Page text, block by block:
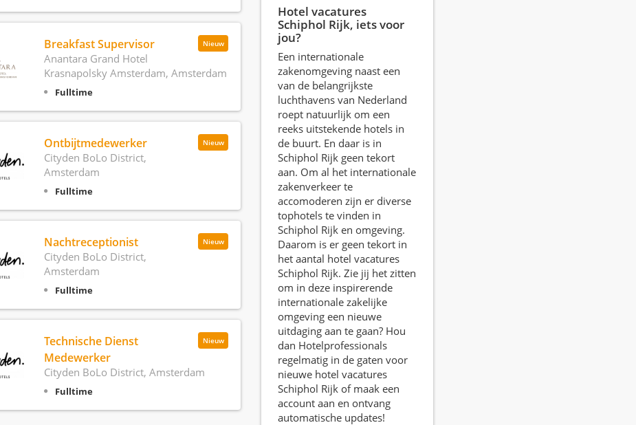
Nieuw
Breakfast Supervisor
Anantara Grand Hotel
Krasnapolsky Amsterdam, Amsterdam
Fulltime
Nieuw
Ontbijtmedewerker
Cityden BoLo District,
Amsterdam
Fulltime
Nieuw
Nachtreceptionist
Cityden BoLo District,
Amsterdam
Fulltime
Nieuw
Technische Dienst
Medewerker
Cityden BoLo District, Amsterdam
Fulltime
Hotel vacatures
Schiphol Rijk, iets voor
jou?
Een internationale
zakenomgeving naast een
van de belangrijkste
luchthavens van Nederland
roept natuurlijk om een
reeks uitstekende hotels in
de buurt. En daar is in
Schiphol Rijk geen tekort
aan. Om al het internationale
zakenverkeer te
accomoderen zijn er diverse
tophotels te vinden in
Schiphol Rijk en omgeving.
Daarom is er geen tekort in
het aantal hotel vacatures
Schiphol Rijk. Zie jij het zitten
om in deze inspirerende
internationale zakelijke
omgeving een nieuwe
uitdaging aan te gaan? Hou
dan Hotelprofessionals
regelmatig in de gaten voor
nieuwe hotel vacatures
Schiphol Rijk of maak een
account aan en ontvang
automatische updates!